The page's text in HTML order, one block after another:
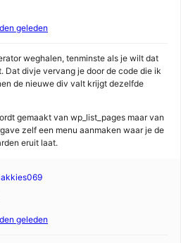
geleden
weghalen, tenminste als je wilt dat
Dat divje vervang je door de code die ik
de nieuwe div valt krijgt dezelfde
gemaakt van wp_list_pages maar van
zelf een menu aanmaken waar je de
eruit laat.
geleden